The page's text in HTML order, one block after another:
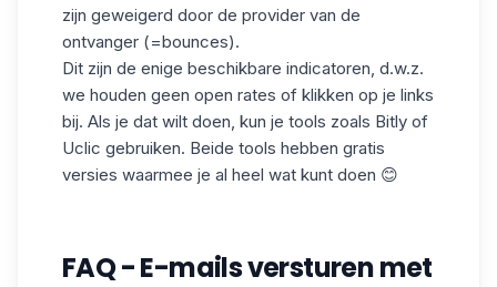
zijn geweigerd door de provider van de
ontvanger (=bounces).
Dit zijn de enige beschikbare indicatoren, d.w.z.
we houden geen open rates of klikken op je links
bij. Als je dat wilt doen, kun je tools zoals Bitly of
Uclic gebruiken. Beide tools hebben gratis
versies waarmee je al heel wat kunt doen 😊
FAQ - E-mails versturen met